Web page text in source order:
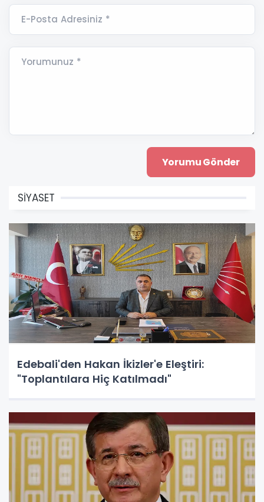
E-Posta Adresiniz *
Yorumunuz *
SİYASET
Edebali'den Hakan İkizler'e Eleştiri:
"Toplantılara Hiç Katılmadı"